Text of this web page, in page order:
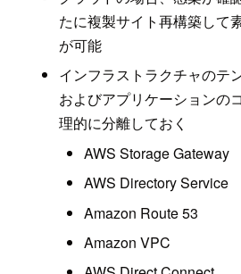
たに複製サイト再構築して
が可能
インフラストラクチャのテ
およびアプリケーションの
理的に分離しておく
AWS Storage Gateway
AWS Directory Service
Amazon Route 53
Amazon VPC